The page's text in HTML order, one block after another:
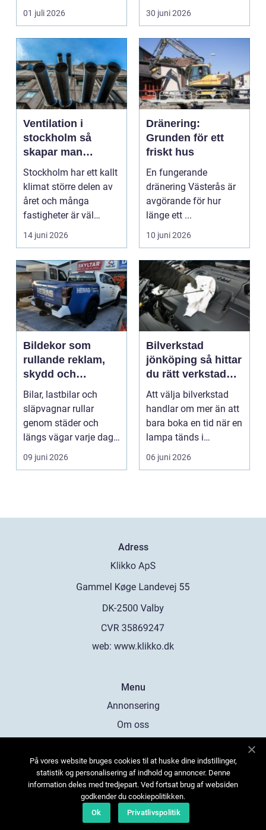
plåtbearbetning. I en
01 juli 2026
stenbrott och åte...
30 juni 2026
Ventilation i
stockholm så
skapar man
hälsosam och
energieffektiv
inomhusluft
Stockholm har ett kallt
klimat större delen av
året och många
fastigheter är väl
isolerade för att s...
14 juni 2026
Dränering:
Grunden för ett
friskt hus
En fungerande
dränering Västerås är
avgörande för hur
länge ett ...
10 juni 2026
Bildekor som
rullande reklam,
skydd och
personlig stil
Bilar, lastbilar och
släpvagnar rullar
genom städer och
längs vägar varje dag.
De passerar
09 juni 2026
Bilverkstad
jönköping så hittar
du rätt verkstad
för din bil
Att välja bilverkstad
handlar om mer än att
bara boka en tid när en
lampa tänds i
instrumentpanelen....
06 juni 2026
Adress
web: www.klikko.dk
Menu
Annonsering
Om oss
Kontakta oss
Sitemap
På vores website bruges cookies til at huske dine indstillinger,
statistik og personalisering af indhold og annoncer. Denne
information deles med tredjepart. Ved fortsat brug af websiden
godkender du cookiepolitikken.
Ok
Privatlivspolitik